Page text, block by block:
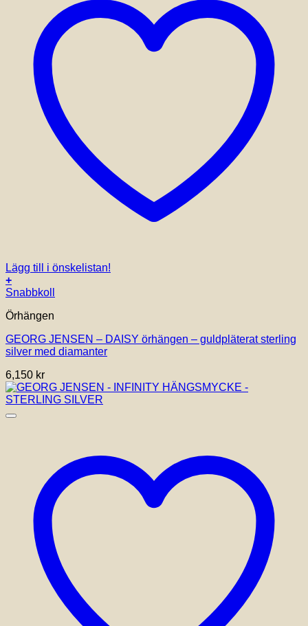
Lägg till i önskelistan!
+
Snabbkoll
Örhängen
GEORG JENSEN – DAISY örhängen – guldpläterat sterling
silver med diamanter
6,150 kr